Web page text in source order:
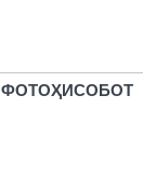
ФОТОҲИСОБОТ